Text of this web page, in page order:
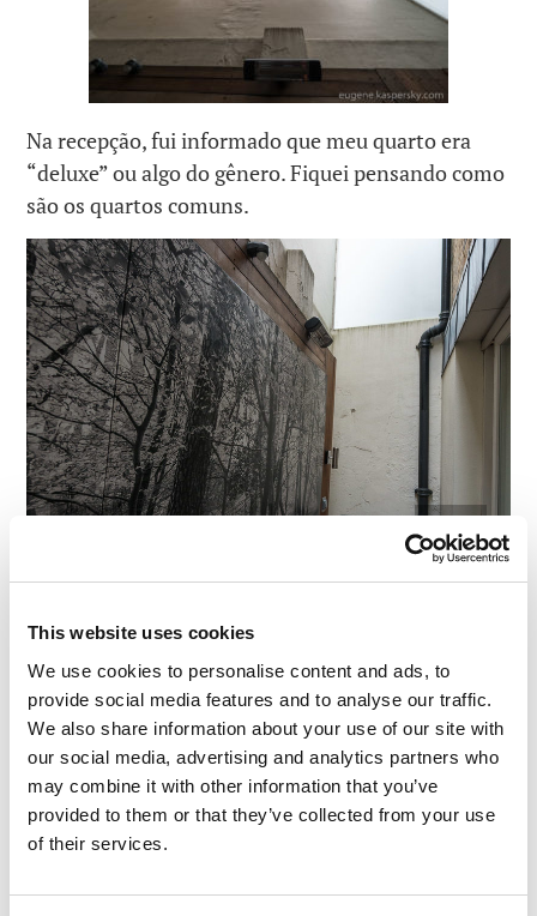
This website uses cookies
We use cookies to personalise content and ads, to
provide social media features and to analyse our traffic.
We also share information about your use of our site with
our social media, advertising and analytics partners who
may combine it with other information that you’ve
provided to them or that they’ve collected from your use
of their services.
Na recepção, fui informado que meu quarto era
“deluxe” ou algo do gênero. Fiquei pensando como
são os quartos comuns.
Isso é tudo por hoje. Eu disse que hoje seria rápido.
Bem, o tempo estava típico da Inglaterra, então é
melhor não ficar de bobeira. Hora de voltar para
casa (onde o tempo também está tipicamente
britânico.) Voltamos amanhã, pessoal!…